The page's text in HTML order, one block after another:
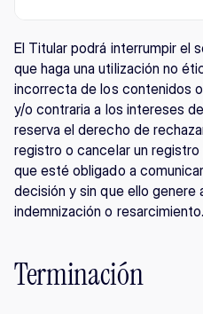
El Titular podrá interrumpir el
que haga una utilización no
incorrecta de los contenidos
y/o contraria a los intereses
reserva el derecho de
registro o cancelar un
que esté obligado a
decisión y sin que ello genere
indemnización o resarcimiento.
Terminación